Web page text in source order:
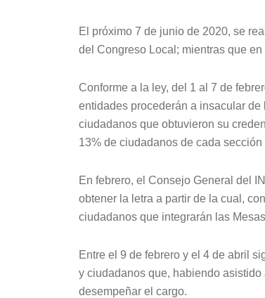
El próximo 7 de junio de 2020, se
del Congreso Local; mientras que
Conforme a la ley, del 1 al 7 de
entidades procederán a insacular
ciudadanos que obtuvieron su
13% de ciudadanos de cada sección
En febrero, el Consejo General del
obtener la letra a partir de la cual,
ciudadanos que integrarán las
Entre el 9 de febrero y el 4 de abril
y ciudadanos que, habiendo
desempeñar el cargo.